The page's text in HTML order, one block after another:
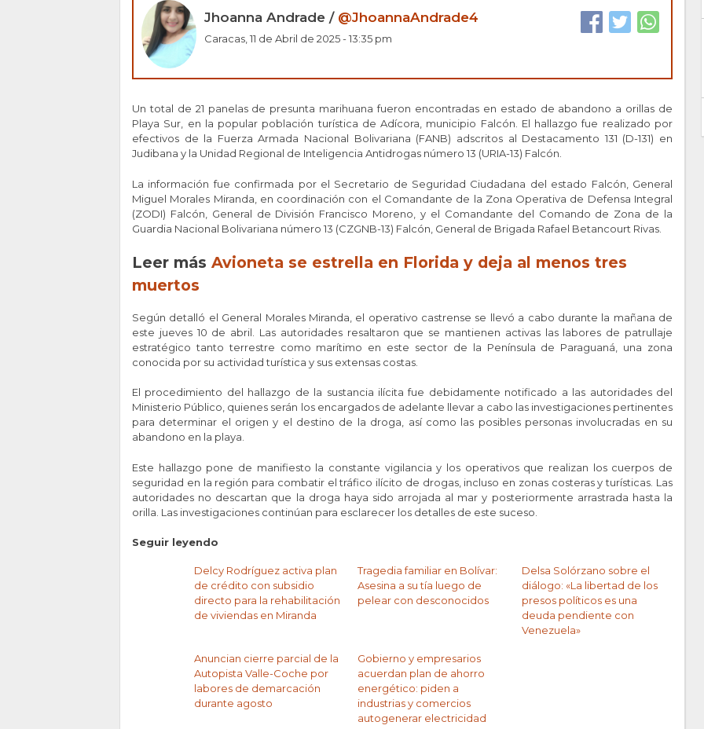
Jhoanna Andrade / @JhoannaAndrade4
Caracas, 11 de Abril de 2025 - 13:35 pm
Un total de 21 panelas de presunta marihuana fueron encontradas en estado de abandono a orillas de
Playa Sur, en la popular población turística de Adícora, municipio Falcón. El hallazgo fue realizado por
efectivos de la Fuerza Armada Nacional Bolivariana (FANB) adscritos al Destacamento 131 (D-131) en
Judibana y la Unidad Regional de Inteligencia Antidrogas número 13 (URIA-13) Falcón.
La información fue confirmada por el Secretario de Seguridad Ciudadana del estado Falcón, General
Miguel Morales Miranda, en coordinación con el Comandante de la Zona Operativa de Defensa Integral
(ZODI) Falcón, General de División Francisco Moreno, y el Comandante del Comando de Zona de la
Guardia Nacional Bolivariana número 13 (CZGNB-13) Falcón, General de Brigada Rafael Betancourt Rivas.
Leer más Avioneta se estrel la en Florida y deja al menos tres
muertos
Según detalló el General Morales Miranda, el operativo castrense se llevó a cabo durante la mañana de
este jueves 10 de abril. Las autoridades resaltaron que se mantienen activas las labores de patrullaje
estratégico tanto terrestre como marítimo en este sector de la Península de Paraguaná, una zona
conocida por su actividad turística y sus extensas costas.
El procedimiento del hallazgo de la sustancia ilícita fue debidamente notificado a las autoridades del
Ministerio Público, quienes serán los encargados de adelante llevar a cabo las investigaciones pertinentes
para determinar el origen y el destino de la droga, así como las posibles personas involucradas en su
abandono en la playa.
Este hallazgo pone de manifiesto la constante vigilancia y los operativos que realizan los cuerpos de
seguridad en la región para combatir el tráfico ilícito de drogas, incluso en zonas costeras y turísticas. Las
autoridades no descartan que la droga haya sido arrojada al mar y posteriormente arrastrada hasta la
orilla. Las investigaciones continúan para esclarecer los detalles de este suceso.
Seguir leyendo
Delcy Rodríguez activa plan
de crédito con subsidio
directo para la rehabilitación
de viviendas en Miranda
Tragedia familiar en Bolívar:
Asesina a su tía luego de
pelear con desconocidos
Delsa Solórzano sobre el
diálogo: «La libertad de los
presos políticos es una
deuda pendiente con
Venezuela»
Anuncian cierre parcial de la
Autopista Valle-Coche por
labores de demarcación
durante agosto
Gobierno y empresarios
acuerdan plan de ahorro
energético: piden a
industrias y comercios
autogenerar electricidad